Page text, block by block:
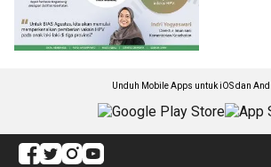
Unduh Mobile Apps untuk iOS dan